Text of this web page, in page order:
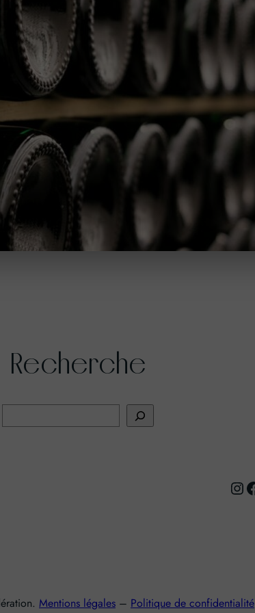
Recherche
Instagram Facebook
Mentions légales – Politique de confidentialité